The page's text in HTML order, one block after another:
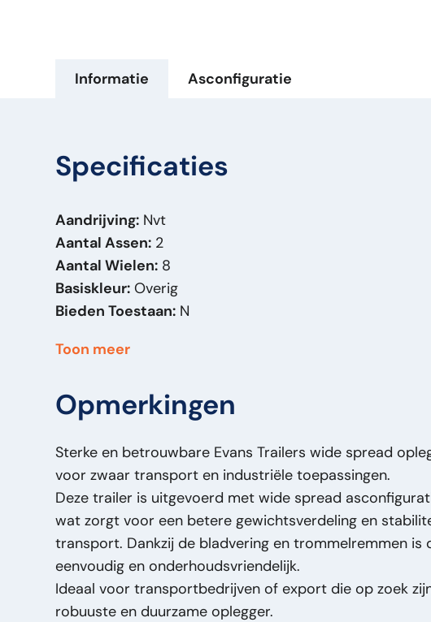
Informatie Asconfiguratie
Specificaties
Aandrijving: Nvt
Aantal Assen: 2
Aantal Wielen: 8
Basiskleur: Overig
Bieden Toestaan: N
Brandstof:
Datum Deel 1: 19-02-2011
Geremd:
Lengte:16.000
Laadvermogen (kg):36364
Loopvlakbreedte:13
Merk:Evans Trailers
Model Orig:Wide spread - 8 Tires - Drumbrakes -
Prijstype:VastePrijs
Staat Algemeen:Goed
Staat Optisch:Goed
Toon meer
Opmerkingen
Sterke en betrouwbare Evans Trailers wide spread
voor zwaar transport en industriële toepassingen.
Deze trailer is uitgevoerd met wide spread
wat zorgt voor een betere gewichtsverdeling en
transport. Dankzij de bladvering en trommelremmen is
eenvoudig en onderhoudsvriendelijk.
Ideaal voor transportbedrijven of export die op zoek
robuuste en duurzame oplegger.